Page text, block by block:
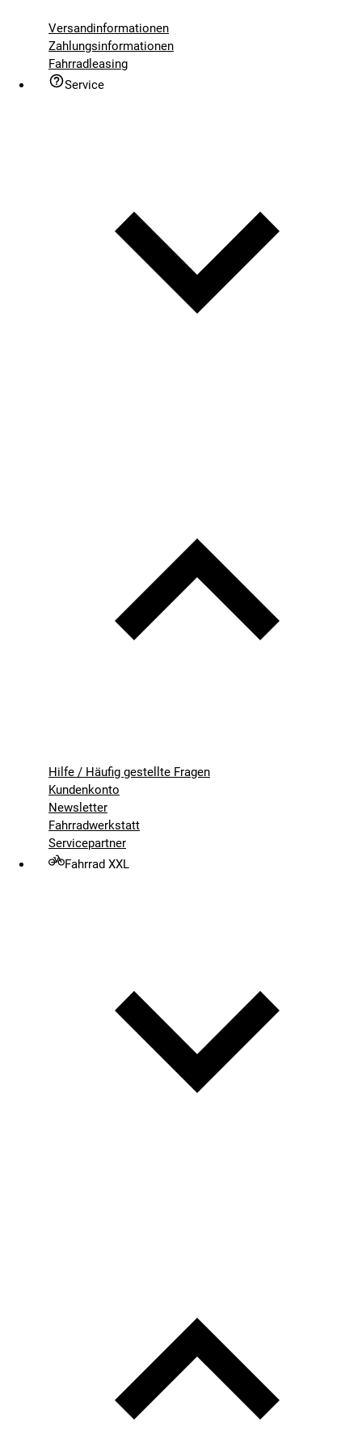
Versandinformationen
Zahlungsinformationen
Fahrradleasing
Service
Hilfe / Häufig gestellte Fragen
Kundenkonto
Newsletter
Fahrradwerkstatt
Servicepartner
Fahrrad XXL